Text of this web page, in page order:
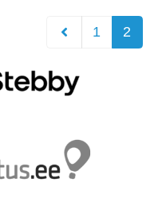
1 2